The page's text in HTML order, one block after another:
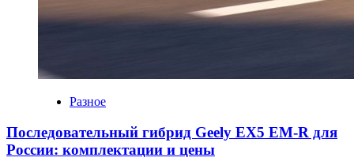
Разное
Последовательный гибрид Geely EX5 EM-R для
России: комплектации и цены